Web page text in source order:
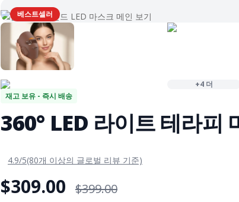
베스트셀러
+4 더
재고 보유 - 즉시 배송
360° LED 라이트 테라피
4.9/5(80개 이상의 글로벌 리뷰 기준)
$309.00 $399.00